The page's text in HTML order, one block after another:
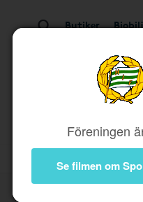
Butiker
Föreningen
Se filmen om